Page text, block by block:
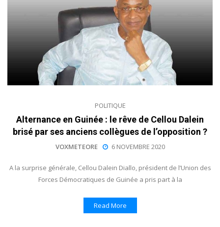
POLITIQUE
Alternance en Guinée : le rêve de Cellou Dalein
brisé par ses anciens collègues de l’opposition ?
VOXMETEORE 6 NOVEMBRE 2020
A la surprise générale, Cellou Dalein Diallo, président de l’Union des
Forces Démocratiques de Guinée a pris part à la
Read More